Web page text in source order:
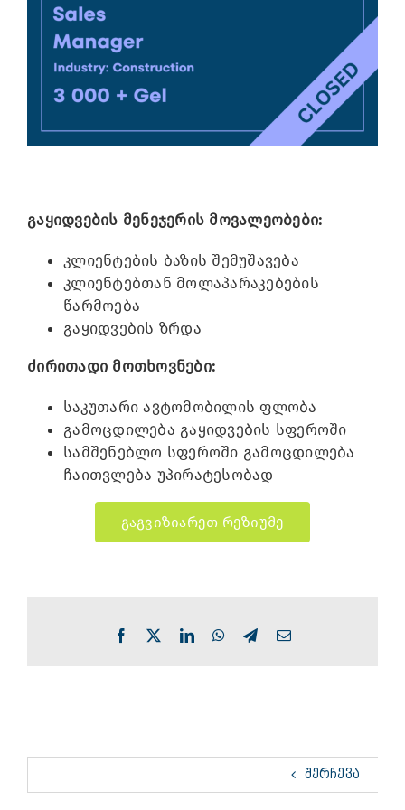
გაყიდვების მენეჯერის მოვალეობები:
კლიენტების ბაზის შემუშავება
კლიენტებთან მოლაპარაკებების
წარმოება
გაყიდვების ზრდა
ძირითადი მოთხოვნები:
საკუთარი ავტომობილის ფლობა
გამოცდილება გაყიდვების სფეროში
სამშენებლო სფეროში გამოცდილება
ჩაითვლება უპირატესობად
გაგვიზიარეთ რეზიუმე
Facebook LinkedInWhatsApp
TelegramEmail
ᲨᲔᲠᲩᲔᲕᲐ